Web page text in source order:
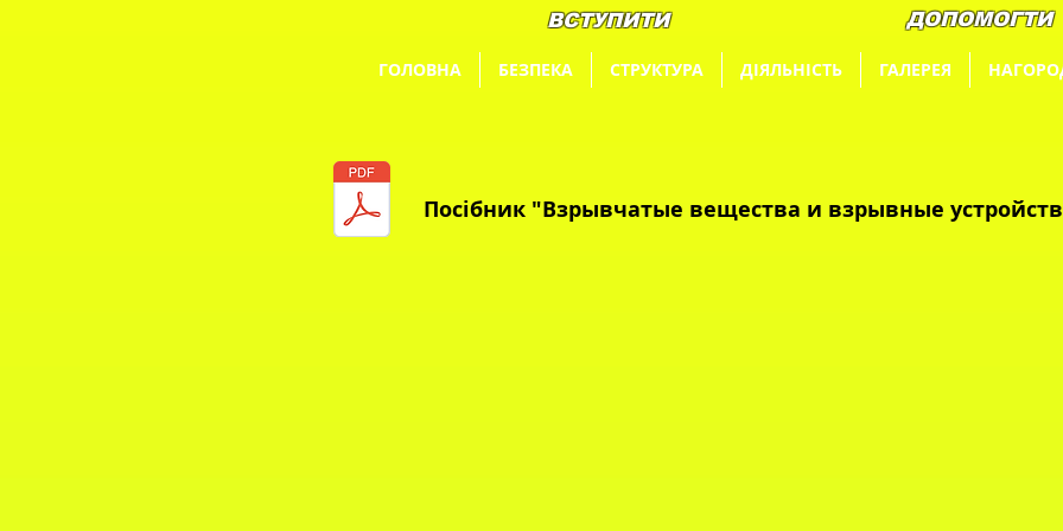
ВСТУПИТИ ДОПОМОГТИ
ГОЛОВНА БЕЗПЕКА СТРУКТУРА ДІЯЛЬНІСТЬ ГАЛЕРЕЯ
Посібник "Взрывчатые вещества и взрывные